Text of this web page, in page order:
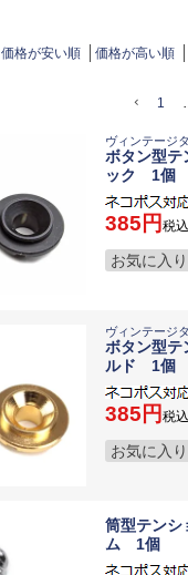
価格が安い順
価格が高い順
1
ヴィンテージ
ボタン型
ック 1個
385 税込
お気に入
ヴィンテージ
ボタン型
ルド 1個
385 税込
お気に入
筒型テン
ム 1個